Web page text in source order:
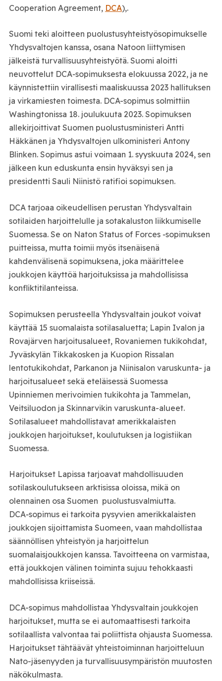
Cooperation Agreement, DCA),.
Suomi teki aloitteen puolustusyhteistyösopimukselle
Yhdysvaltojen kanssa, osana Natoon liittymisen
jälkeistä turvallisuusyhteistyötä. Suomi aloitti
neuvottelut DCA‑sopimuksesta elokuussa 2022, ja ne
käynnistettiin virallisesti maaliskuussa 2023 hallituksen
ja virkamiesten toimesta. DCA-sopimus solmittiin
Washingtonissa 18. joulukuuta 2023. Sopimuksen
allekirjoittivat Suomen puolustusministeri Antti
Häkkänen ja Yhdysvaltojen ulkoministeri Antony
Blinken. Sopimus astui voimaan 1. syyskuuta 2024, sen
jälkeen kun eduskunta ensin hyväksyi sen ja
presidentti Sauli Niinistö ratifioi sopimuksen.
DCA tarjoaa oikeudellisen perustan Yhdysvaltain
sotilaiden harjoittelulle ja sotakaluston liikkumiselle
Suomessa. Se on Naton Status of Forces ‑sopimuksen
puitteissa, mutta toimii myös itsenäisenä
kahdenvälisenä sopimuksena, joka määrittelee
joukkojen käyttöä harjoituksissa ja mahdollisissa
konfliktitilanteissa.
Sopimuksen perusteella Yhdysvaltain joukot voivat
käyttää 15 suomalaista sotilasaluetta; Lapin Ivalon ja
Rovajärven harjoitusalueet, Rovaniemen tukikohdat,
Jyväskylän Tikkakosken ja Kuopion Rissalan
lentotukikohdat, Parkanon ja Niinisalon varuskunta- ja
harjoitusalueet sekä eteläisessä Suomessa
Upinniemen merivoimien tukikohta ja Tammelan,
Veitsiluodon ja Skinnarvikin varuskunta-alueet.
Sotilasalueet mahdollistavat amerikkalaisten
joukkojen harjoitukset, koulutuksen ja logistiikan
Suomessa.
Harjoitukset Lapissa tarjoavat mahdollisuuden
sotilaskoulutukseen arktisissa oloissa, mikä on
olennainen osa Suomen puolustusvalmiutta.
DCA‑sopimus ei tarkoita pysyvien amerikkalaisten
joukkojen sijoittamista Suomeen, vaan mahdollistaa
säännöllisen yhteistyön ja harjoittelun
suomalaisjoukkojen kanssa. Tavoitteena on varmistaa,
että joukkojen välinen toiminta sujuu tehokkaasti
mahdollisissa kriiseissä.
DCA-sopimus mahdollistaa Yhdysvaltain joukkojen
harjoitukset, mutta se ei automaattisesti tarkoita
sotilaallista valvontaa tai poliittista ohjausta Suomessa.
Harjoitukset tähtäävät yhteistoiminnan harjoitteluun
Nato-jäsenyyden ja turvallisuusympäristön muutosten
näkökulmasta.